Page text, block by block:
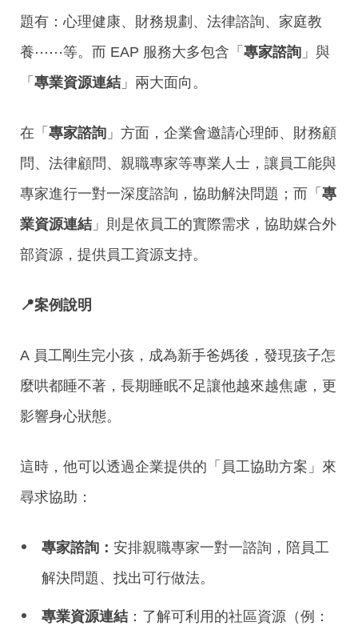
題有：心理健康、財務規劃、法律諮詢、家庭教
養⋯⋯等。而 EAP 服務大多包含「 專家諮詢 」與
「 專業資源連結 」兩大面向。
在「 專家諮詢 」方面，企業會邀請心理師、財務顧
問、法律顧問、親職專家等專業人士，讓員工能與
專家進行一對一深度諮詢，協助解決問題；而「 專
業資源連結 」則是依員工的實際需求，協助媒合外
部資源，提供員工資源支持。
📍案例說明
A 員工剛生完小孩，成為新手爸媽後，發現孩子怎
麼哄都睡不著，長期睡眠不足讓他越來越焦慮，更
影響身心狀態。
這時，他可以透過企業提供的「員工協助方案」來
尋求協助：
專家諮詢： 安排親職專家一對一諮詢 ，陪員工
解決問題、找出可行做法。
專業資源連結 ：了解可利用的社區資源 （例：